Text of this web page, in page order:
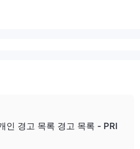
인 경고 목록 경고 목록 - PRI